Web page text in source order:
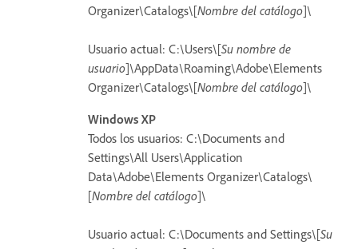
Organizer\Catalogs\[Nombre del catálogo]\
Usuario actual: C:\Users\[Su nombre de
usuario]\AppData\Roaming\Adobe\Elements
Organizer\Catalogs\[Nombre del catálogo]\
Windows XP
Todos los usuarios: C:\Documents and
Settings\All Users\Application
Data\Adobe\Elements Organizer\Catalogs\
[Nombre del catálogo]\
Usuario actual: C:\Documents and Settings\[Su